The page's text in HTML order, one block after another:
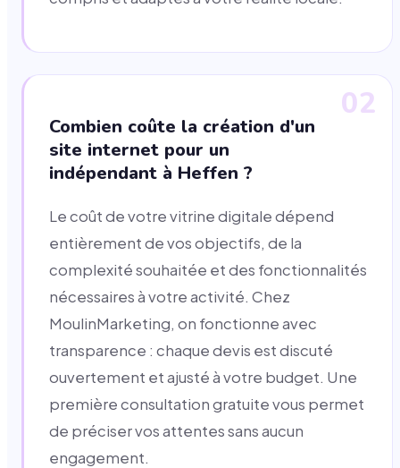
02
Combien coûte la création d'un
site internet pour un
indépendant à Heffen ?
Le coût de votre vitrine digitale dépend
entièrement de vos objectifs, de la
complexité souhaitée et des fonctionnalités
nécessaires à votre activité. Chez
MoulinMarketing, on fonctionne avec
transparence : chaque devis est discuté
ouvertement et ajusté à votre budget. Une
première consultation gratuite vous permet
de préciser vos attentes sans aucun
engagement.